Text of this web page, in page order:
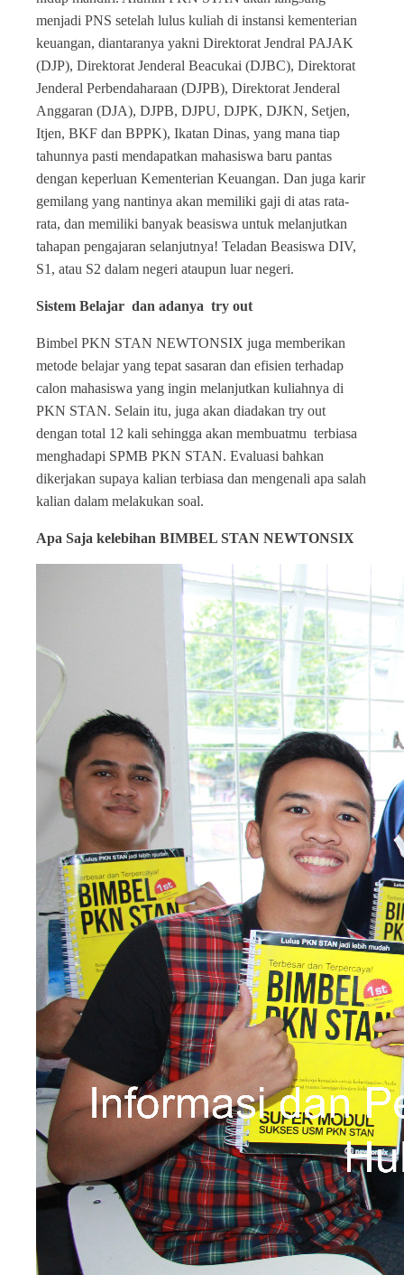
menjadi PNS setelah lulus kuliah di instansi kementerian
keuangan, diantaranya yakni Direktorat Jendral PAJAK
(DJP), Direktorat Jenderal Beacukai (DJBC), Direktorat
Jenderal Perbendaharaan (DJPB), Direktorat Jenderal
Anggaran (DJA), DJPB, DJPU, DJPK, DJKN, Setjen,
Itjen, BKF dan BPPK), Ikatan Dinas, yang mana tiap
tahunnya pasti mendapatkan mahasiswa baru pantas
dengan keperluan Kementerian Keuangan. Dan juga karir
gemilang yang nantinya akan memiliki gaji di atas rata-
rata, dan memiliki banyak beasiswa untuk melanjutkan
tahapan pengajaran selanjutnya! Teladan Beasiswa DIV,
S1, atau S2 dalam negeri ataupun luar negeri.
Sistem Belajar dan adanya try out
Bimbel PKN STAN NEWTONSIX juga memberikan
metode belajar yang tepat sasaran dan efisien terhadap
calon mahasiswa yang ingin melanjutkan kuliahnya di
PKN STAN. Selain itu, juga akan diadakan try out
dengan total 12 kali sehingga akan membuatmu terbiasa
menghadapi SPMB PKN STAN. Evaluasi bahkan
dikerjakan supaya kalian terbiasa dan mengenali apa salah
kalian dalam melakukan soal.
Apa Saja kelebihan BIMBEL STAN NEWTONSIX